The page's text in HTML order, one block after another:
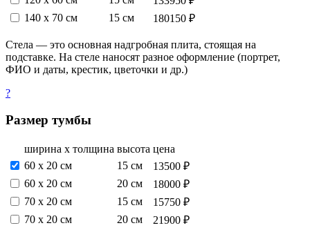
140 х 70 см
15 см 180150 ₽
Стела — это основная надгробная плита, стоящая на
подставке. На стеле наносят разное оформление (портрет,
ФИО и даты, крестик, цветочки и др.)
?
Размер тумбы
ширина х толщина высота цена
60 х 20 см
15 см
13500 ₽
60 х 20 см
20 см
18000 ₽
70 х 20 см
15 см
15750 ₽
70 х 20 см
20 см
21900 ₽